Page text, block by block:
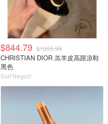
$844.79 $1055.99
CHRISTIAN DIOR 羔羊皮高跟凉鞋
黑色
Suit Negozi